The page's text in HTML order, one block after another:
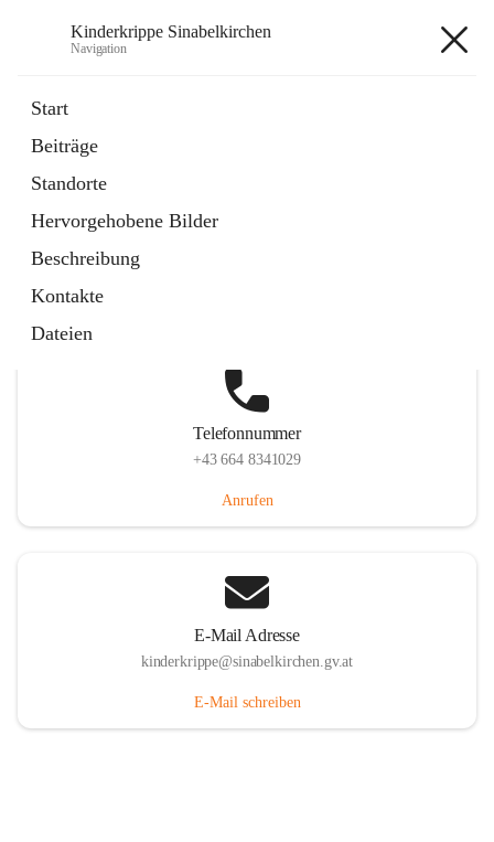
Kinderkrippe Sinabelkirchen
Navigation
Start
Beiträge
Standorte
Hervorgehobene Bilder
Beschreibung
Kontakte
Dateien
Sinabelkirchen 75, 8261, Sinabelkirchen, Weiz, Steiermark,
Telefonnummer
+43 664 8341029
Anrufen
E-Mail Adresse
kinderkrippe@sinabelkirchen.gv.at
E-Mail schreiben